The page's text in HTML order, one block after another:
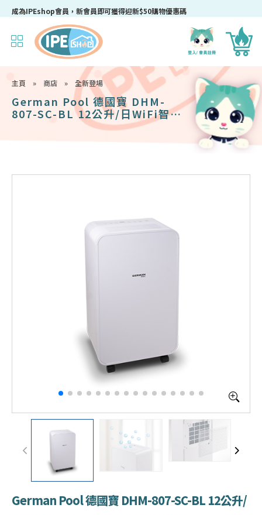
成為IPEshop會員，新會員即可獲得迎新$50購物優惠碼！
主頁 » 商店 » 全新登場
German Pool 德國寶 DHM-
807-SC-BL 12公升/日WiFi智能
空氣淨化抽濕機 (白色)
German Pool 德國寶 DHM-807-SC-BL 12公升/